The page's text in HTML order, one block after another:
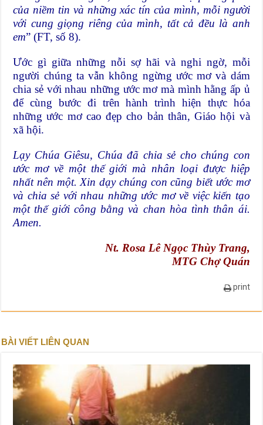
của niềm tin và những xác tín của mình, mỗi người
với cung giọng riêng của mình, tất cả đều là anh
em” (FT, số 8).
Ước gì giữa những nỗi sợ hãi và nghi ngờ, mỗi
người chúng ta vẫn không ngừng ước mơ và dám
chia sẻ với nhau những ước mơ mà mình hằng ấp ủ
để cùng bước đi trên hành trình hiện thực hóa
những ước mơ cao đẹp cho bản thân, Giáo hội và
xã hội.
Lạy Chúa Giêsu, Chúa đã chia sẻ cho chúng con
ước mơ về một thế giới mà nhân loại được hiệp
nhất nên một. Xin dạy chúng con cũng biết ước mơ
và chia sẻ với nhau những ước mơ về việc kiến tạo
một thế giới công bằng và chan hòa tình thân ái.
Amen.
Nt. Rosa Lê Ngọc Thùy Trang,
MTG Chợ Quán
print
BÀI VIẾT LIÊN QUAN